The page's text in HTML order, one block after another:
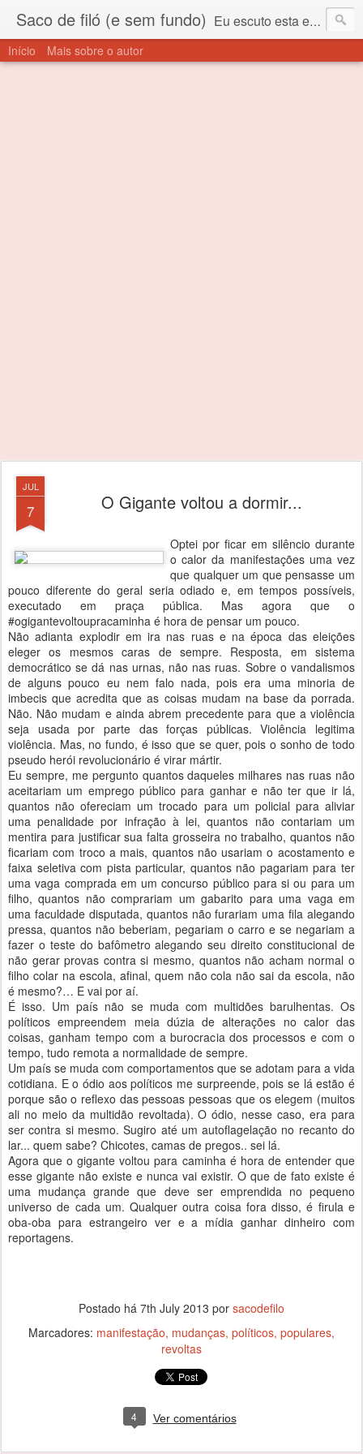
Saco de filó (e sem fundo) Eu escuto esta expressão "saco de filó" desde criança. Para quem não sabe, filó é um tecido todo furadinho e permite que um saco feito com ele, mesmo que muito exposto ao ar soprado para dentro, nunca vai se encher. Aí está o propósito deste nome... Para viver em sociedade tem que ter saco de filó.
Início Mais sobre o autor
JUL
7 O Gigante voltou a dormir...
Optei por ficar em silêncio durante
o calor da manifestações uma vez
que qualquer um que pensasse um
pouco diferente do geral seria odiado e, em tempos possíveis,
executado em praça pública. Mas agora que o
#ogigantevoltoupracaminha é hora de pensar um pouco.
Não adianta explodir em ira nas ruas e na época das eleições
eleger os mesmos caras de sempre. Resposta, em sistema
democrático se dá nas urnas, não nas ruas. Sobre o vandalismos
de alguns pouco eu nem falo nada, pois era uma minoria de
imbecis que acredita que as coisas mudam na base da porrada.
Não. Não mudam e ainda abrem precedente para que a violência
seja usada por parte das forças públicas. Violência legitima
violência. Mas, no fundo, é isso que se quer, pois o sonho de todo
pseudo herói revolucionário é virar mártir.
Eu sempre, me pergunto quantos daqueles milhares nas ruas não
aceitariam um emprego público para ganhar e não ter que ir lá,
quantos não ofereciam um trocado para um policial para aliviar
uma penalidade por infração à lei, quantos não contariam um
mentira para justificar sua falta grosseira no trabalho, quantos não
ficariam com troco a mais, quantos não usariam o acostamento e
faixa seletiva com pista particular, quantos não pagariam para ter
uma vaga comprada em um concurso público para si ou para um
filho, quantos não comprariam um gabarito para uma vaga em
uma faculdade disputada, quantos não furariam uma fila alegando
pressa, quantos não beberiam, pegariam o carro e se negariam a
fazer o teste do bafômetro alegando seu direito constitucional de
não gerar provas contra si mesmo, quantos não acham normal o
filho colar na escola, afinal, quem não cola não sai da escola, não
é mesmo?… E vai por aí.
É isso. Um país não se muda com multidões barulhentas. Os
políticos empreendem meia dúzia de alterações no calor das
coisas, ganham tempo com a burocracia dos processos e com o
tempo, tudo remota a normalidade de sempre.
Um país se muda com comportamentos que se adotam para a vida
cotidiana. E o ódio aos políticos me surpreende, pois se lá estão é
porque são o reflexo das pessoas pessoas que os elegem (muitos
ali no meio da multidão revoltada). O ódio, nesse caso, era para
ser contra si mesmo. Sugiro até um autoflagelação no recanto do
lar... quem sabe? Chicotes, camas de pregos.. sei lá.
Agora que o gigante voltou para caminha é hora de entender que
esse gigante não existe e nunca vai existir. O que de fato existe é
uma mudança grande que deve ser emprendida no pequeno
universo de cada um. Qualquer outra coisa fora disso, é firula e
oba-oba para estrangeiro ver e a mídia ganhar dinheiro com
reportagens.
Postado há 7th July 2013 por sacodefilo
Marcadores: manifestação mudanças políticos populares
revoltas
4 Ver comentários